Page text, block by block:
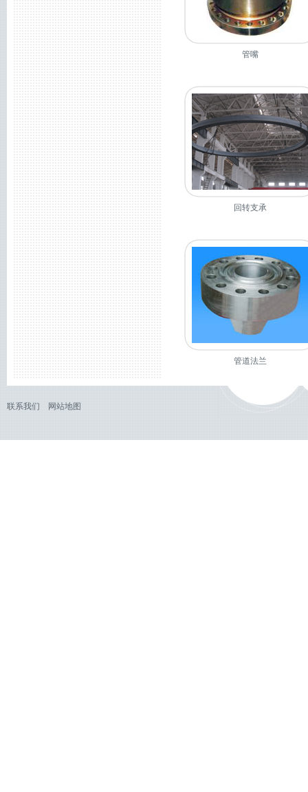
管嘴
回转支承
管道法兰
联系我们 网站地图